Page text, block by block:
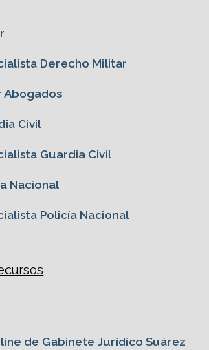
Derecho Militar
Abogados
Civil
Guardia Civil
Nacional
Policía Nacional
de Gabinete Jurídico Suárez